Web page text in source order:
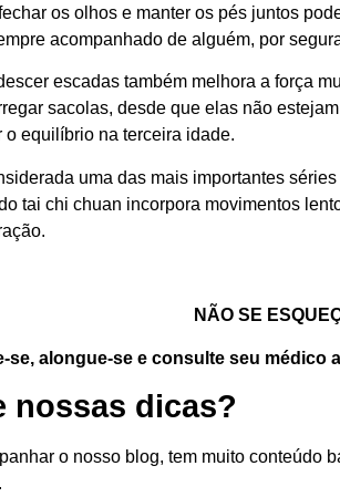
os olhos e manter os pés juntos
acompanhado de alguém, por
escadas também melhora a força
sacolas, desde que elas não
o equilíbrio na terceira idade.
uma das mais importantes
tai chi chuan incorpora movimentos
NÃO SE
se, alongue-se e consulte seu médico
nossas dicas?
o nosso blog, tem muito conteúdo